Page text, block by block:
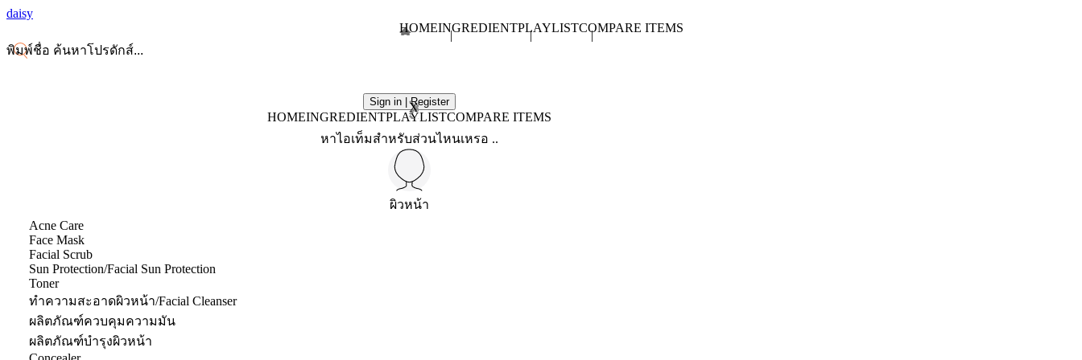
daisy
HOMEINGREDIENTPLAYLISTCOMPARE ITEMS
Sign in | Register
X
HOMEINGREDIENTPLAYLISTCOMPARE ITEMS
หาไอเท็มสำหรับส่วนไหนเหรอ ..
ผิวหน้า
Acne Care
Face Mask
Facial Scrub
Sun Protection/Facial Sun Protection
Toner
ทำความสะอาดผิวหน้า/Facial Cleanser
ผลิตภัณฑ์ควบคุมความมัน
ผลิตภัณฑ์บำรุงผิวหน้า